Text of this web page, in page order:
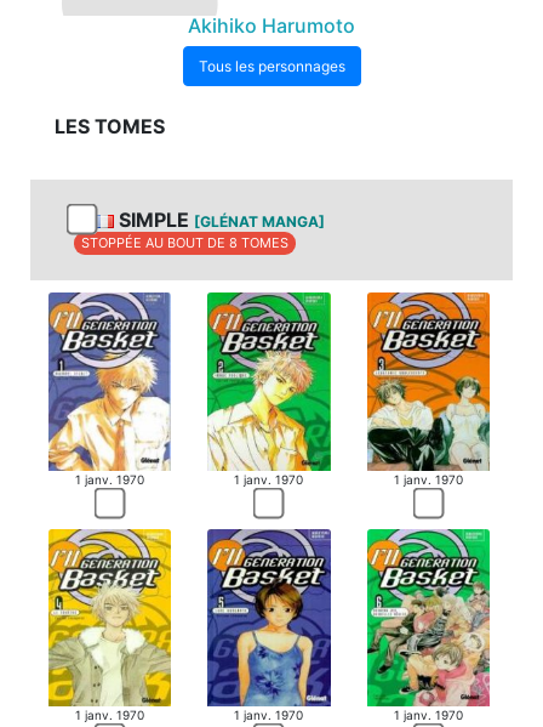
Akihiko Harumoto
Tous les personnages
LES TOMES
SIMPLE [GLÉNAT MANGA]
STOPPÉE AU BOUT DE 8 TOMES
1 janv. 1970 1 janv. 1970 1 janv. 1970
1 janv. 1970 1 janv. 1970 1 janv. 1970